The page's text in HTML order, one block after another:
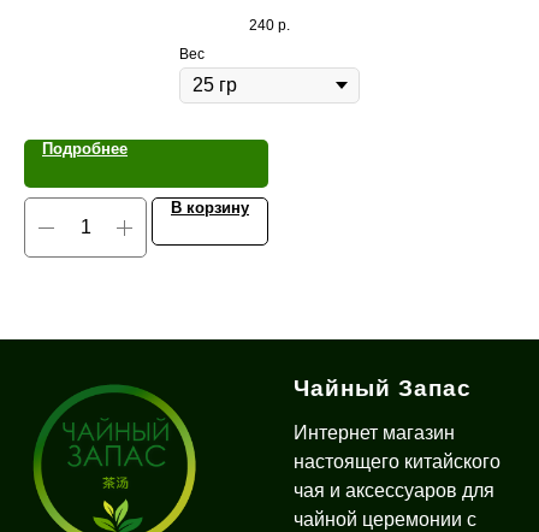
240 р.
Вес
Подробнее
В корзину
Чайный Запас
Интернет магазин
настоящего китайского
чая и аксессуаров для
чайной церемонии с